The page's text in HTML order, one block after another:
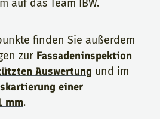
auf das Team IBW.
finden Sie außerdem
zur Fassadeninspektion
Auswertung und im
einer
mm.